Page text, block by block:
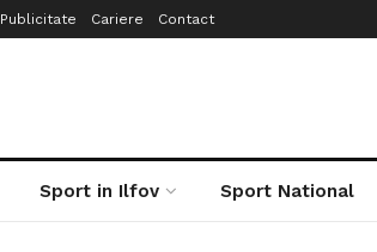
Publicitate Cariere Contact
Sport in Ilfov Sport National